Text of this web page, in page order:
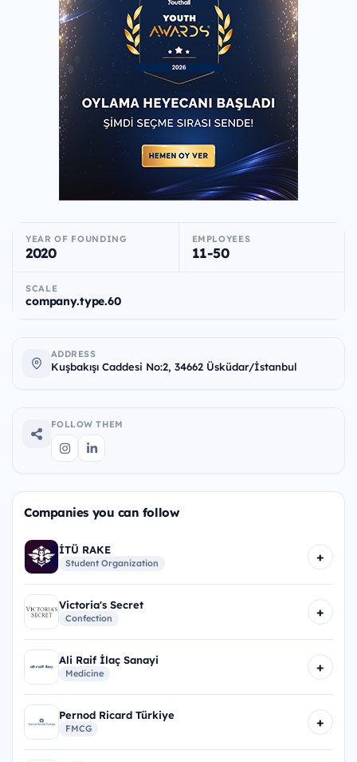
YEAR OF FOUNDING
2020
EMPLOYEES
11-50
SCALE
company.type.60
ADDRESS
Kuşbakışı Caddesi No:2, 34662 Üsküdar/İstanbul
FOLLOW THEM
Companies you can follow
İTÜ RAKE
Student Organization +
Victoria's Secret
Confection +
Ali Raif İlaç Sanayi
Medicine +
Pernod Ricard Türkiye
FMCG +